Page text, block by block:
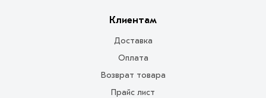
Клиентам
Доставка
Оплата
Возврат товара
Прайс лист